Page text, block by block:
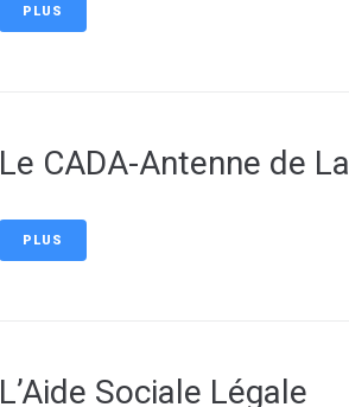
PLUS
Le CADA-Antenne de
PLUS
L’Aide Sociale Légale